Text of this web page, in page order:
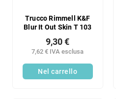
Trucco Rimmell K&F
Blur It Out Skin T 103
7,62 € IVA esclusa
9,30 €
Nel carrello